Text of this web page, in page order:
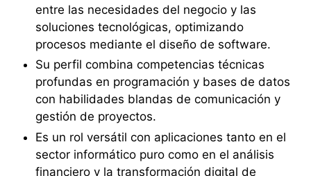
entre las necesidades del negocio y las
soluciones tecnológicas, optimizando
procesos mediante el diseño de software.
Su perfil combina competencias técnicas
profundas en programación y bases de datos
con habilidades blandas de comunicación y
gestión de proyectos.
Es un rol versátil con aplicaciones tanto en el
sector informático puro como en el análisis
financiero y la transformación digital de